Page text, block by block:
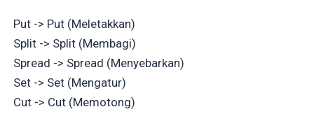
Put -> Put (Meletakkan)
Split -> Split (Membagi)
Spread -> Spread (Menyebarkan)
Set -> Set (Mengatur)
Cut -> Cut (Memotong)